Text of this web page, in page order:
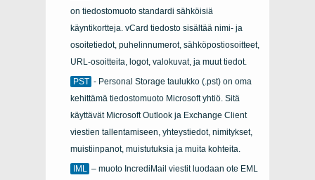
on tiedostomuoto standardi sähköisiä
käyntikortteja. vCard tiedosto sisältää nimi- ja
osoitetiedot, puhelinnumerot, sähköpostiosoitteet,
URL-osoitteita, logot, valokuvat, ja muut tiedot.
PST - Personal Storage taulukko(.pst) on oma
kehittämä tiedostomuoto Microsoftyhtiö. Sitä
käyttävät Microsoft Outlook ja Exchange Client
viestien tallentamiseen, yhteystiedot, nimitykset,
muistiinpanot, muistutuksia ja muita kohteita.
IML –muoto IncrediMail viestit luodaan ote EML